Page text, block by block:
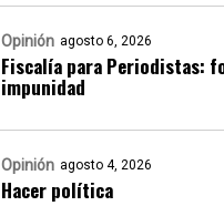
Opinión agosto 6, 2026
Fiscalía para Periodistas:
impunidad
Opinión agosto 4, 2026
Hacer política